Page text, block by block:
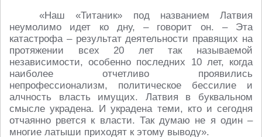
«Наш «Титаник» под названием Латвия
неумолимо идет ко дну, – говорит он. – Эта
катастрофа – результат деятельности правящих на
протяжении всех 20 лет так называемой
независимости, особенно последних 10 лет, когда
наиболее отчетливо проявились
непрофессионализм, политическое бессилие и
алчность власть имущих. Латвия в буквальном
смысле украдена. И украдена теми, кто и сегодня
отчаянно рвется к власти. Так думаю не я один –
многие латыши приходят к этому выводу».